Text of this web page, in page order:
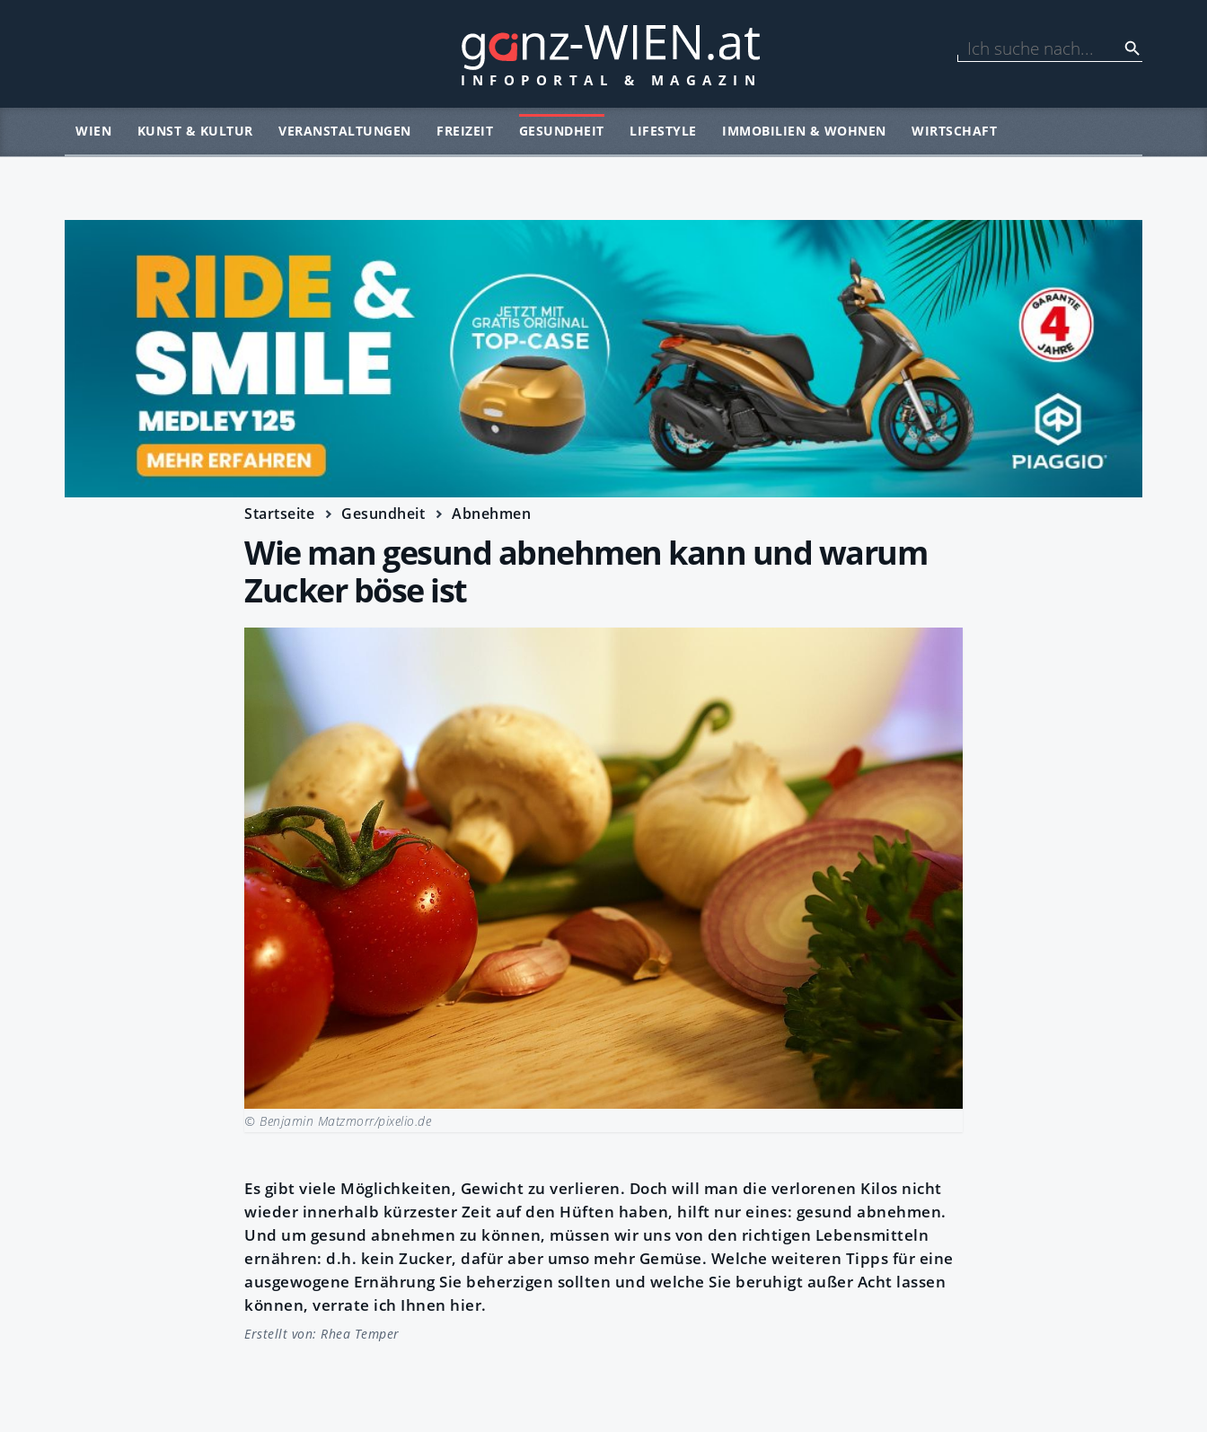
WIEN KUNST & KULTUR VERANSTALTUNGEN FREIZEIT GESUNDHEIT LIFESTYLE IMMOBILIEN & WOHNEN WIRTSCHAFT
Startseite Gesundheit Abnehmen
Wie man gesund abnehmen kann und warum
Zucker böse ist
© Benjamin Matzmorr/pixelio.de
Es gibt viele Möglichkeiten, Gewicht zu verlieren. Doch will man die verlorenen Kilos nicht
wieder innerhalb kürzester Zeit auf den Hüften haben, hilft nur eines: gesund abnehmen.
Und um gesund abnehmen zu können, müssen wir uns von den richtigen Lebensmitteln
ernähren: d.h. kein Zucker, dafür aber umso mehr Gemüse. Welche weiteren Tipps für eine
ausgewogene Ernährung Sie beherzigen sollten und welche Sie beruhigt außer Acht lassen
können, verrate ich Ihnen hier.
Erstellt von: Rhea Temper